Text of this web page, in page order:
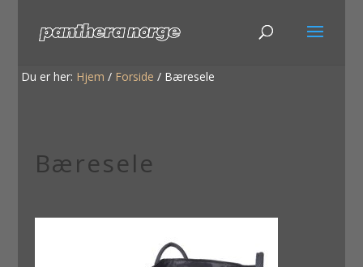
Du er her: Hjem / Forside / Bæresele
Bæresele